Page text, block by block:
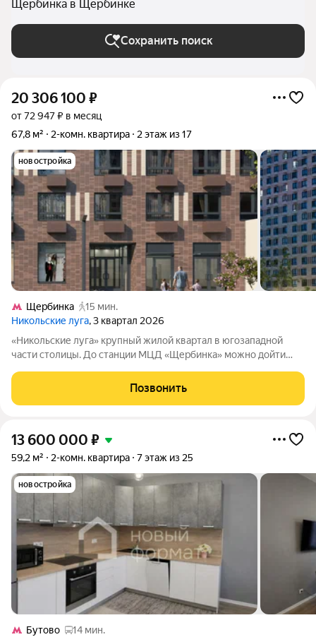
Щербинка в Щербинке
Сохранить поиск
20 306 100 ₽
от 72 947 ₽ в месяц
67,8 м²
2-комн. квартира 2 этаж из 17
новостройка
Щербинка
15 мин.
Никольские луга, 3 квартал 2026
«Никольские луга» крупный жилой квартал в югозападной
части столицы. До станции МЦД «Щербинка» можно дойти
доехать за 20минут, а до Варшавского шоссе всего за 5минут.
Квартал возводится в
Позвонить
13 600 000 ₽
59,2 м² 2-комн. квартира 7 этаж из 25
новостройка
Бутово
14 мин.